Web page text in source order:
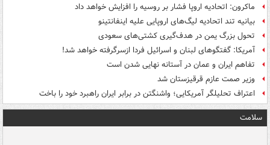
ماکرون: اتحادیه اروپا فشار بر روسیه را افزایش خواهد داد
بیانیه تند اتحادیه لیگ‌های اروپایی علیه اینفانتینو
تحول بزرگ یمن در هدف‌گیری کشتی‌های سعودی
آمریکا: گفتگوهای لبنان و اسرائیل فردا ازسرگرفته خواهد شد!
تفاهم ایران و عمان در آستانه نهایی شدن است
وزیر صمت عازم قرقیزستان شد
اعتراف تحلیلگر آمریکایی؛ واشنگتن در برابر ایران راهبرد خود را باخت
سلامت